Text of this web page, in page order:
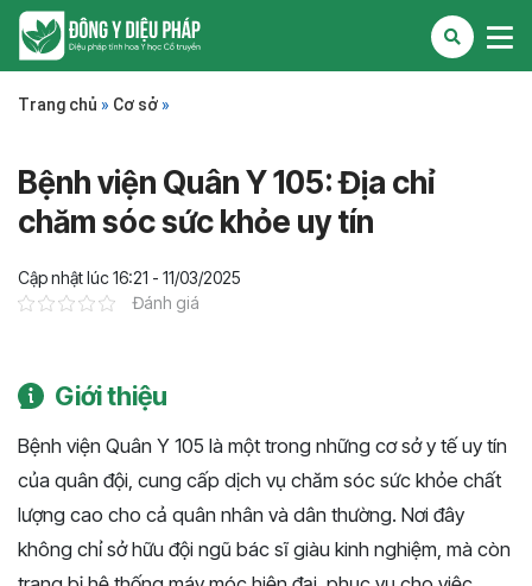
Trang chủ » Cơ sở »
Bệnh viện Quân Y 105: Địa chỉ
chăm sóc sức khỏe uy tín
Cập nhật lúc 16:21 - 11/03/2025
Đánh giá
Giới thiệu
Bệnh viện Quân Y 105 là một trong những cơ sở y tế uy tín
của quân đội, cung cấp dịch vụ chăm sóc sức khỏe chất
lượng cao cho cả quân nhân và dân thường. Nơi đây
không chỉ sở hữu đội ngũ bác sĩ giàu kinh nghiệm, mà còn